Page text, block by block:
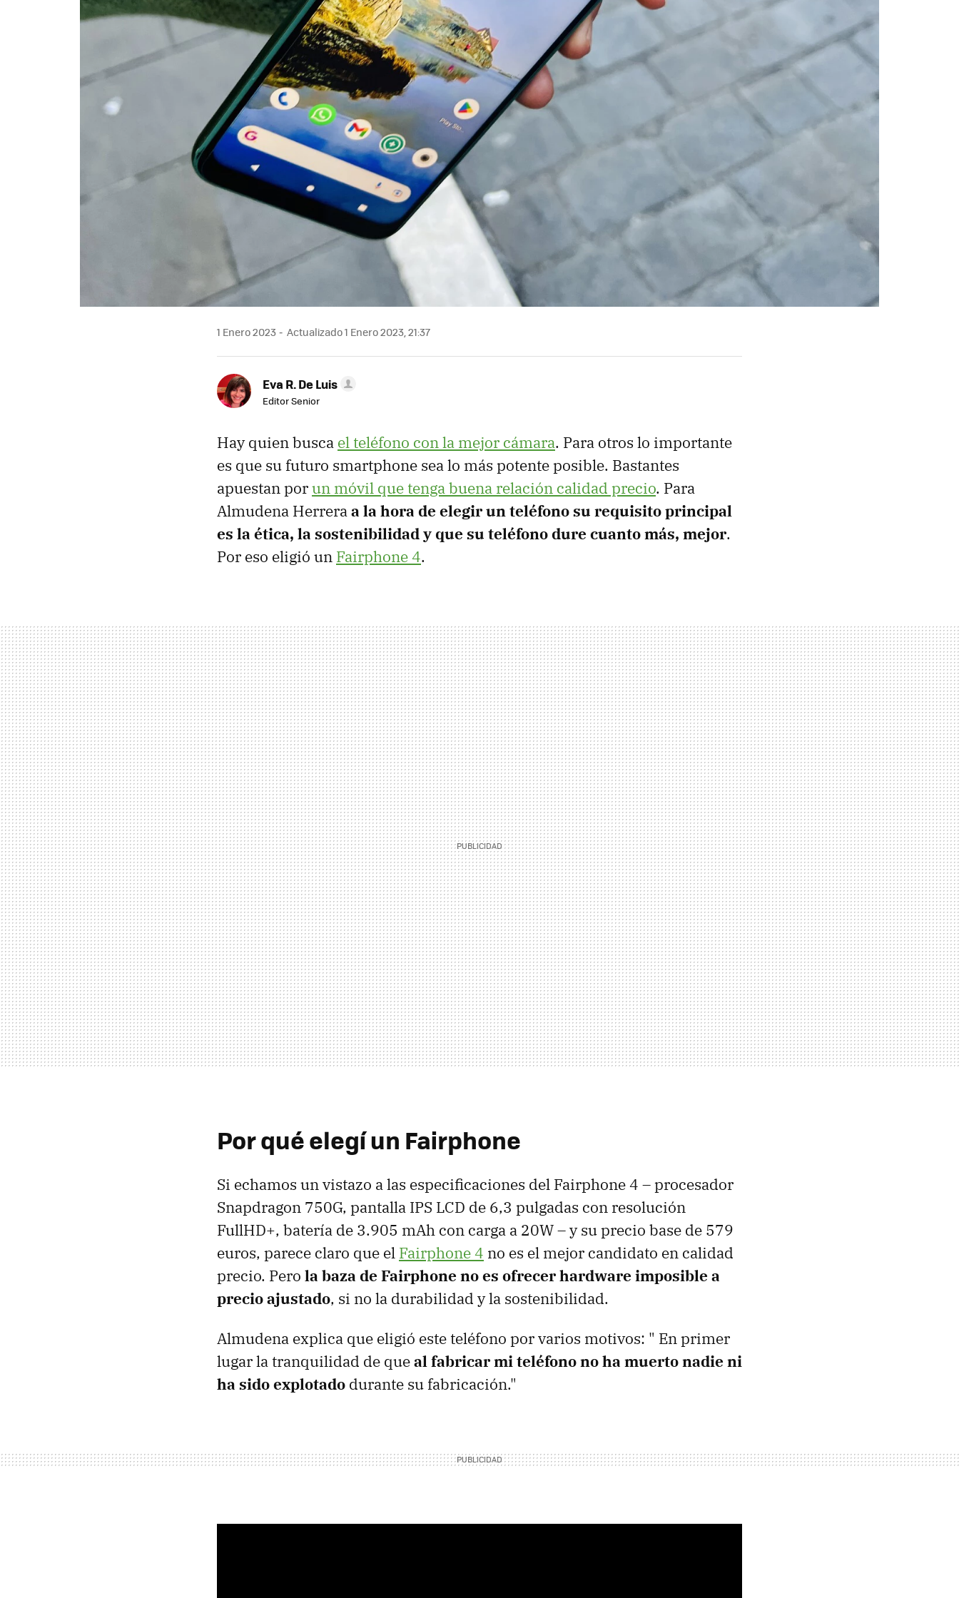
1 Enero 2023 Actualizado 1 Enero 2023, 21:37
Eva R. De Luis
Editor Senior
Hay quien busca el teléfono con la mejor cámara. Para otros lo importante
es que su futuro smartphone sea lo más potente posible. Bastantes
apuestan porun móvil que tenga buena relación calidad precio. Para
Almudena Herreraa la hora de elegir un teléfono su requisito principal
es la ética, la sostenibilidad y que su teléfono dure cuanto más, mejor.
Por eso eligió un Fairphone 4.
Por qué elegí un Fairphone
Si echamos un vistazo a las especificaciones del Fairphone 4 – procesador
Snapdragon 750G, pantalla IPS LCD de 6,3 pulgadas con resolución
FullHD+, batería de 3.905 mAh con carga a 20W – y su precio base de 579
euros, parece claro que el Fairphone 4 no es el mejor candidato en calidad
precio. Pero la baza de Fairphone no es ofrecer hardware imposible a
precio ajustado, si no la durabilidad y la sostenibilidad.
Almudena explica que eligió este teléfono por varios motivos: " En primer
lugar la tranquilidad de queal fabricar mi teléfono no ha muerto nadie ni
ha sido explotado durante su fabricación."